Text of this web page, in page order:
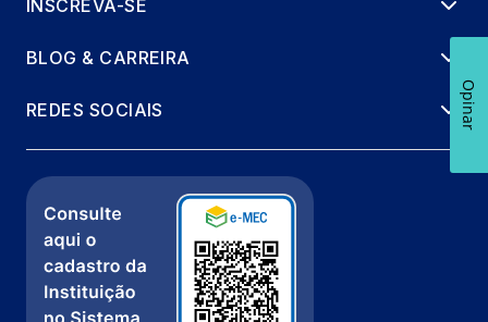
INSCREVA-SE
BLOG & CARREIRA
REDES SOCIAIS Opinar